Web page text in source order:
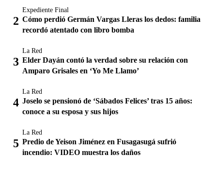
Expediente Final
Cómo perdió Germán Vargas Lleras los dedos: familia
recordó atentado con libro bomba
La Red
Elder Dayán contó la verdad sobre su relación con
Amparo Grisales en ‘Yo Me Llamo’
La Red
Joselo se pensionó de ‘Sábados Felices’ tras 15 años:
conoce a su esposa y sus hijos
La Red
Predio de Yeison Jiménez en Fusagasugá sufrió
incendio: VIDEO muestra los daños